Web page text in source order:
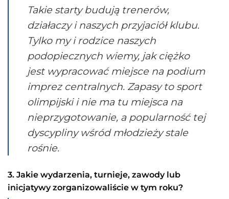
Takie starty budują trenerów,
działaczy i naszych przyjaciół klubu.
Tylko my i rodzice naszych
podopiecznych wiemy, jak ciężko
jest wypracować miejsce na podium
imprez centralnych. Zapasy to sport
olimpijski i nie ma tu miejsca na
nieprzygotowanie, a popularność tej
dyscypliny wśród młodzieży stale
rośnie.
3. Jakie wydarzenia, turnieje, zawody lub
inicjatywy zorganizowaliście w tym roku?